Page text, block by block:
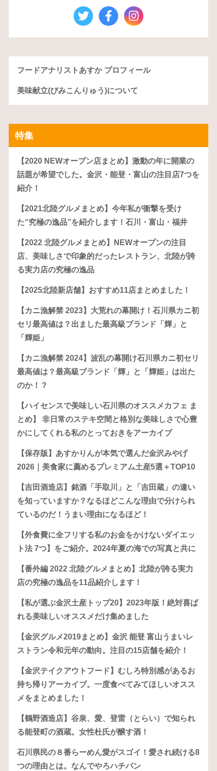
フードアナリストあすか プロフィール
美味献立(びみこんりゅう)について
特集
【2020 NEWオープン店まとめ】激動の年に開業の
話題が希望でした。金沢・能登・富山の注目店7つを
紹介！
【2021北陸グルメまとめ】今年私が衝撃を受け
た“究極の逸品”を紹介します！石川・富山・福井
【2022 北陸グルメまとめ】NEWオープンの注目
店、美味しさで印象的だったレストラン、北陸が誇
る実力店の究極の逸品
【2025北陸新店舗】おすすめ11店まとめました！
【カニ漁解禁 2023】大荒れの幕開け！石川県カニ初
セリ最高値は？出ました最高級ブランド「輝」と
「輝姫」
【カニ漁解禁 2024】波乱の幕開け石川県カニ初セリ
最高値は？最高級ブランド「輝」と「輝姫」は出た
のか！？
【ハイセンスで美味しい石川県のオススメカフェ ま
とめ】 非日常のステキ空間と格別な美味しさで心豊
かにしてくれる私のとっておきをアーカイブ
【保存版】あすかりんが本気で選んだ金沢みやげ
2026｜美食家に薦めるプレミアム土産5選＋TOP10
【吉田酒造店】銘酒「手取川」と「吉田蔵」の違い
を知っていますか？なるほどこんな理由で分けられ
ているのだ！うまい理由になるほど！
【外食費に全フリする私のお金をかけないダイエッ
ト法 7つ】をご紹介。2024年夏の海での写真と共に
【番外編 2022 北陸グルメまとめ】北陸が誇る実力
店の究極の逸品を11品紹介します！
【私が選ぶ金沢土産トップ20】2023年版！絶対喜ば
れる美味しいオススメだけ集めました
【金沢グルメ2019まとめ】金沢 能登 富山うまいレ
ストラン令和元年の動向。注目の15店舗を紹介！
【金沢テイクアウトフード】むしろ特別感があるお
持ち帰りアーカイブ。一度食べてみてほしいオスス
メをまとめました！
【鶴野酒造店】谷泉、愛、登雷（とらい）で知られ
る能登町の酒蔵。女性杜氏が醸す酒！
石川県民の８番らーめん愛がスゴイ！愛され続ける8
つの理由とは。なんでやろハチバン